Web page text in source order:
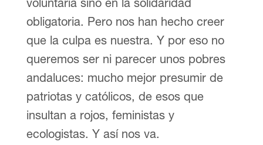
obligatoria. Pero nos han hecho creer
que la culpa es nuestra. Y por eso no
queremos ser ni parecer unos pobres
andaluces: mucho mejor presumir de
patriotas y católicos, de esos que
insultan a rojos, feministas y
ecologistas. Y así nos va.